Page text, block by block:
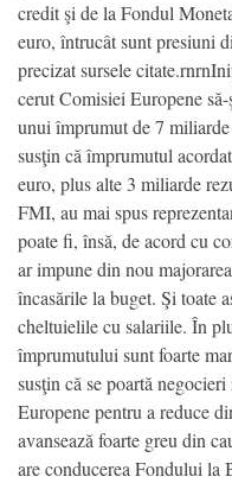
credit şi de la Fondul
euro, întrucât sunt presiuni
precizat sursele
cerut Comisiei Europene
unui împrumut de 7
susţin că împrumutul
euro, plus alte 3 miliarde
FMI, au mai spus
poate fi, însă, de acord cu
ar impune din nou
încasările la buget. Şi toate
cheltuielile cu salariile. În
împrumutului sunt foarte
susţin că se poartă
Europene pentru a reduce
avansează foarte greu din
are conducerea Fondului la